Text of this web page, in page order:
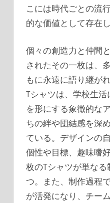
こには時代ごとの流
的な価値として存在
個々の創造力と仲間
されたその一枚は、
もに永遠に語り継が
Tシャツは、学校生
を形にする象徴的な
ちの絆や団結感を深
ている。デザインの
個性や目標、趣味嗜
枚のTシャツが単な
つ。また、制作過程
が活発になり、チー